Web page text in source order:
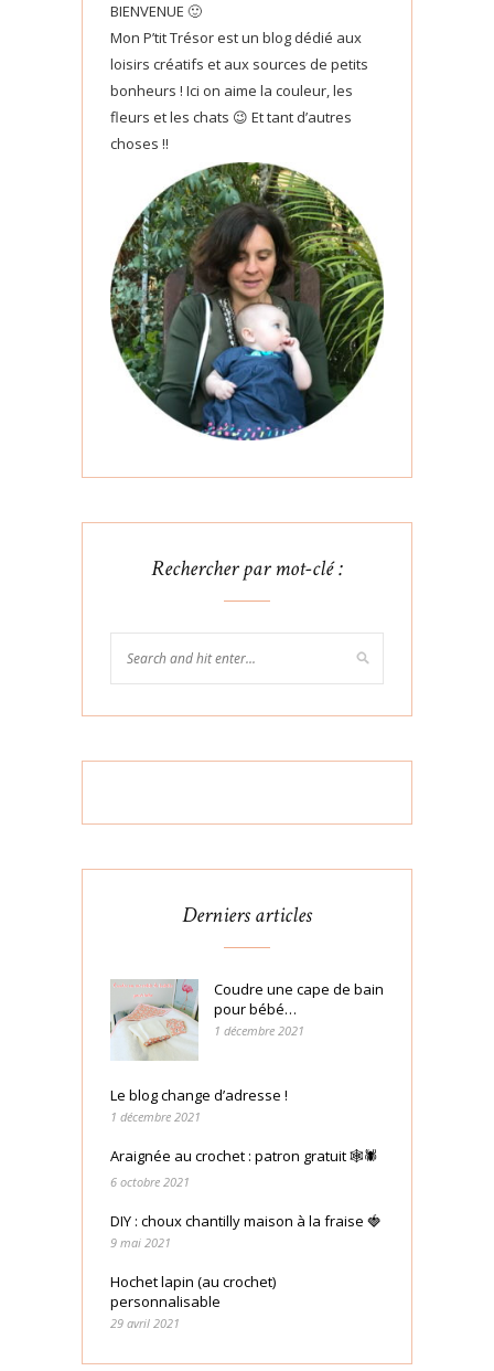
BIENVENUE 🙂
Mon P’tit Trésor est un blog dédié aux
loisirs créatifs et aux sources de petits
bonheurs ! Ici on aime la couleur, les
fleurs et les chats 😉 Et tant d’autres
choses !!
Rechercher par mot-clé :
Derniers articles
Coudre une cape de bain
pour bébé…
1 décembre 2021
Le blog change d’adresse !
1 décembre 2021
Araignée au crochet : patron gratuit 🕸🕷
6 octobre 2021
DIY : choux chantilly maison à la fraise 🍓
9 mai 2021
Hochet lapin (au crochet)
personnalisable
29 avril 2021